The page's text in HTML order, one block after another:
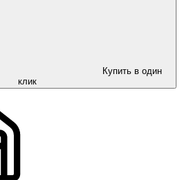
Купить в один
клик